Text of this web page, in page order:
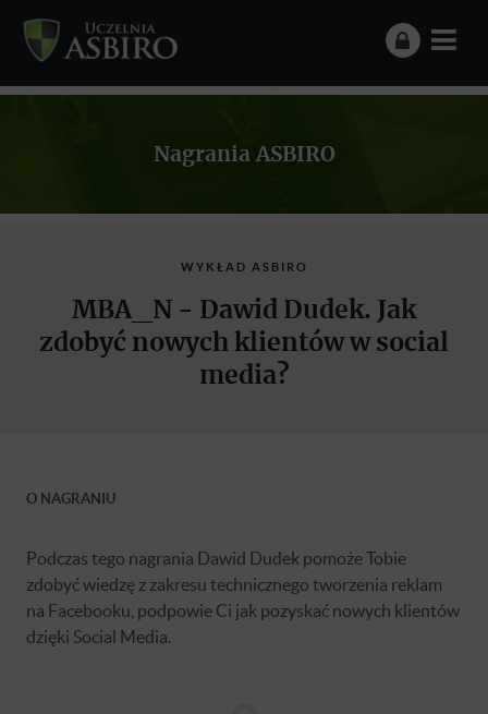
Nagrania ASBIRO
WYKŁAD ASBIRO
MBA_N - Dawid Dudek. Jak
zdobyć nowych klientów w social
media?
O NAGRANIU
Podczas tego nagrania Dawid Dudek pomoże Tobie
zdobyć wiedzę z zakresu technicznego tworzenia reklam
na Facebooku, podpowie Ci jak pozyskać nowych klientów
dzięki Social Media.